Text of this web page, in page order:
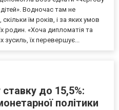
дітей». Водночас там не
скільки їм років, і за яких умов
родин. «Хоча дипломатія та
зусиль, їх перевершує...
до 15,5%:
політики